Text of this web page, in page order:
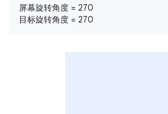
屏幕旋转角度 = 270
目标旋转角度 = 270